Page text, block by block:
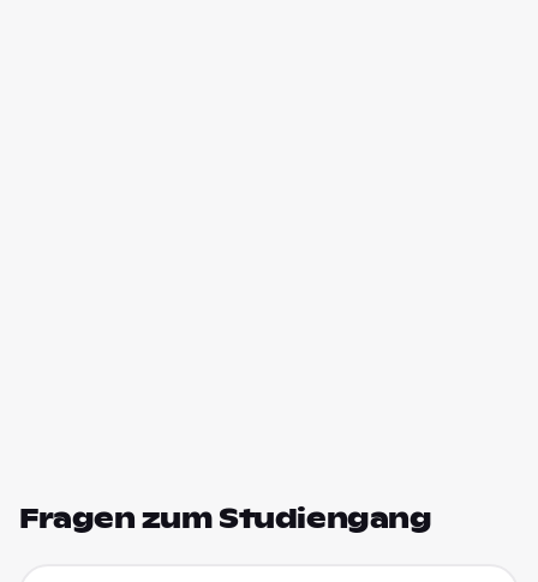
Fragen zum Studiengang